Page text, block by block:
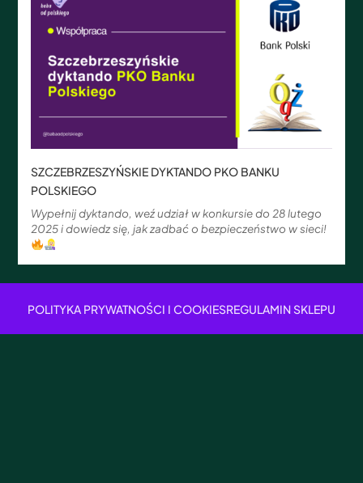
SZCZEBRZESZYŃSKIE DYKTANDO PKO BANKU
POLSKIEGO
Wypełnij dyktando, weź udział w konkursie do 28 lutego
2025 i dowiedz się, jak zadbać o bezpieczeństwo w sieci!
POLITYKA PRYWATNOŚCI I COOKIESREGULAMIN SKLEPU